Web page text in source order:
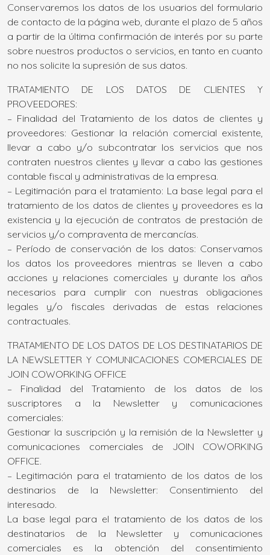
Conservaremos los datos de los usuarios del formulario
de contacto de la página web, durante el plazo de 5 años
a partir de la última confirmación de interés por su parte
sobre nuestros productos o servicios, en tanto en cuanto
no nos solicite la supresión de sus datos.
TRATAMIENTO DE LOS DATOS DE CLIENTES Y
PROVEEDORES:
– Finalidad del Tratamiento de los datos de clientes y
proveedores: Gestionar la relación comercial existente,
llevar a cabo y/o subcontratar los servicios que nos
contraten nuestros clientes y llevar a cabo las gestiones
contable fiscal y administrativas de la empresa.
– Legitimación para el tratamiento: La base legal para el
tratamiento de los datos de clientes y proveedores es la
existencia y la ejecución de contratos de prestación de
servicios y/o compraventa de mercancías.
– Período de conservación de los datos: Conservamos
los datos los proveedores mientras se lleven a cabo
acciones y relaciones comerciales y durante los años
necesarios para cumplir con nuestras obligaciones
legales y/o fiscales derivadas de estas relaciones
contractuales.
TRATAMIENTO DE LOS DATOS DE LOS DESTINATARIOS DE
LA NEWSLETTER Y COMUNICACIONES COMERCIALES DE
JOIN COWORKING OFFICE
– Finalidad del Tratamiento de los datos de los
suscriptores a la Newsletter y comunicaciones
comerciales:
Gestionar la suscripción y la remisión de la Newsletter y
comunicaciones comerciales de JOIN COWORKING
OFFICE.
– Legitimación para el tratamiento de los datos de los
destinarios de la Newsletter: Consentimiento del
interesado.
La base legal para el tratamiento de los datos de los
destinatarios de la Newsletter y comunicaciones
comerciales es la obtención del consentimiento